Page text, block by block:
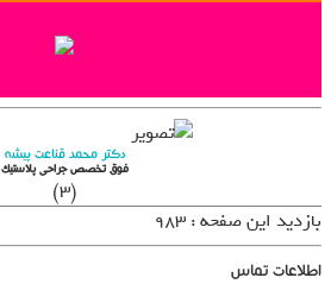
دکتر محمد قناعت پیشه
فوق تخصص جراحی پلاستیک
(3)
بازدید این صفحه : 983
اطلاعات تماس